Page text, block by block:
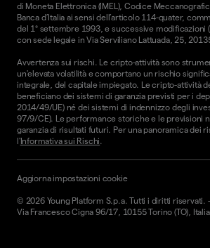
di Moneta Elettronica (IMEL), Codice
Banca d’Italia ai sensi dell’articolo 114-quater,
del 1° settembre 1993, e successive modificazioni
con sede legale in Via Serviliano Lattuada, 25,
Avvertenza sui rischi. Le cripto-attività sono
un'elevata volatilità e comportano un rischio
integrale, del capitale impiegato. Le cripto-attività
beneficiano dei sistemi di garanzia previsti per i
2014/49/UE) né dei sistemi di indennizzo degli
97/9/CE). Le performance storiche e le previsioni
garanzia di risultati futuri. Per una panoramica dei
l'Informativa sui Rischi.
© 2026 Young Platform S.p.a. Tutti i diritti riservati.
Via Francesco Cigna 96/17, 10155 Torino (TO),
Aggiorna impostazioni cookie